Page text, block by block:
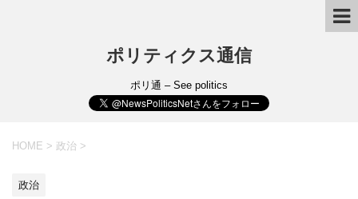
ポリティクス通信
ポリ通 – See politics
HOME > 政治 >
政治